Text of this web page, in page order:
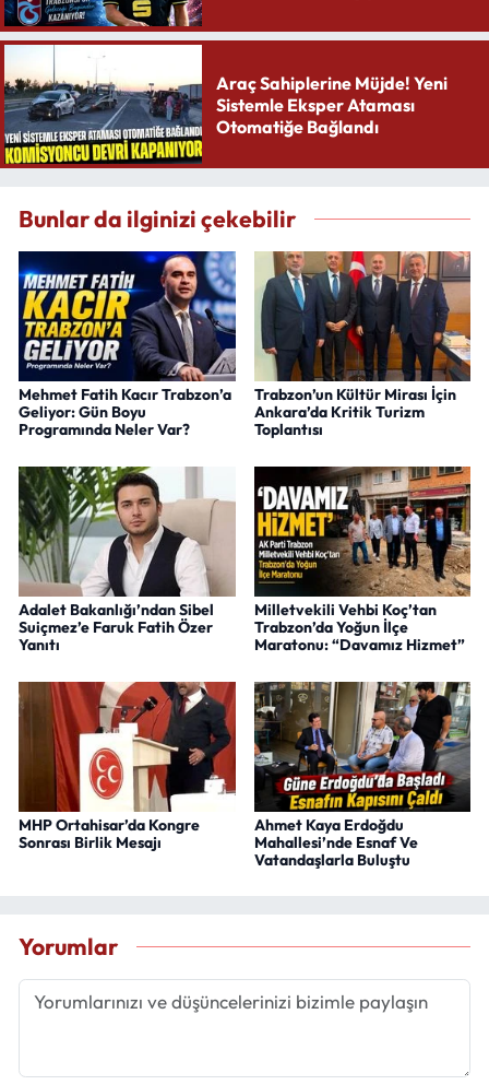
Araç Sahiplerine Müjde! Yeni
Sistemle Eksper Ataması
Otomatiğe Bağlandı
Bunlar da ilginizi çekebilir
Mehmet Fatih Kacır Trabzon’a
Geliyor: Gün Boyu
Programında Neler Var?
Trabzon’un Kültür Mirası İçin
Ankara’da Kritik Turizm
Toplantısı
Adalet Bakanlığı’ndan Sibel
Suiçmez’e Faruk Fatih Özer
Yanıtı
Milletvekili Vehbi Koç’tan
Trabzon’da Yoğun İlçe
Maratonu: “Davamız Hizmet”
MHP Ortahisar’da Kongre
Sonrası Birlik Mesajı
Ahmet Kaya Erdoğdu
Mahallesi’nde Esnaf Ve
Vatandaşlarla Buluştu
Yorumlar